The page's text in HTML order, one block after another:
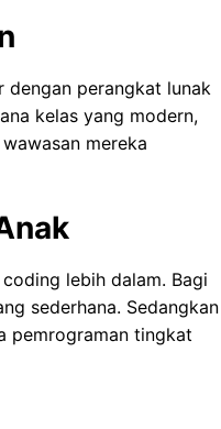
dengan perangkat lunak
kelas yang modern,
mereka
lebih dalam. Bagi
sederhana. Sedangkan
pemrograman tingkat